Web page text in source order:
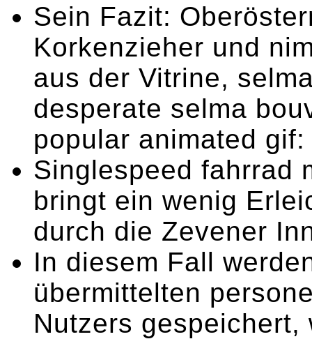
Sein Fazit:
Korkenzieher und
aus der Vitrine,
desperate selma
popular animated
Singlespeed fahrrad
bringt ein wenig
durch die Zevener
In diesem Fall
übermittelten
Nutzers gespeichert,